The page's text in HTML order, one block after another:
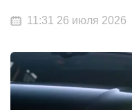
11:31 26 июля 2026